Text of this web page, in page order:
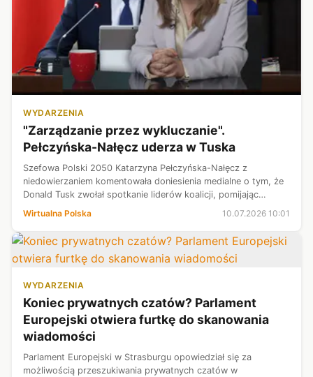
WYDARZENIA
"Zarządzanie przez wykluczanie".
Pełczyńska-Nałęcz uderza w Tuska
Szefowa Polski 2050 Katarzyna Pełczyńska-Nałęcz z
niedowierzaniem komentowała doniesienia medialne o tym, że
Donald Tusk zwołał spotkanie liderów koalicji, pomijając
kierownictwo Polski 2050 oraz koła Centrum. - Gdyby to był
Wirtualna Polska 10.07.2026 10:01
WYDARZENIA
Koniec prywatnych czatów? Parlament
Europejski otwiera furtkę do skanowania
wiadomości
Parlament Europejski w Strasburgu opowiedział się za
możliwością przeszukiwania prywatnych czatów w